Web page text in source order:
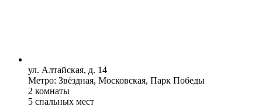
ул. Алтайская, д. 14
Метро: Звёздная, Московская, Парк Победы
2 комнаты
5 спальных мест